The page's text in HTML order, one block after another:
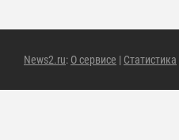
News2.ru: О сервисе | Статистика